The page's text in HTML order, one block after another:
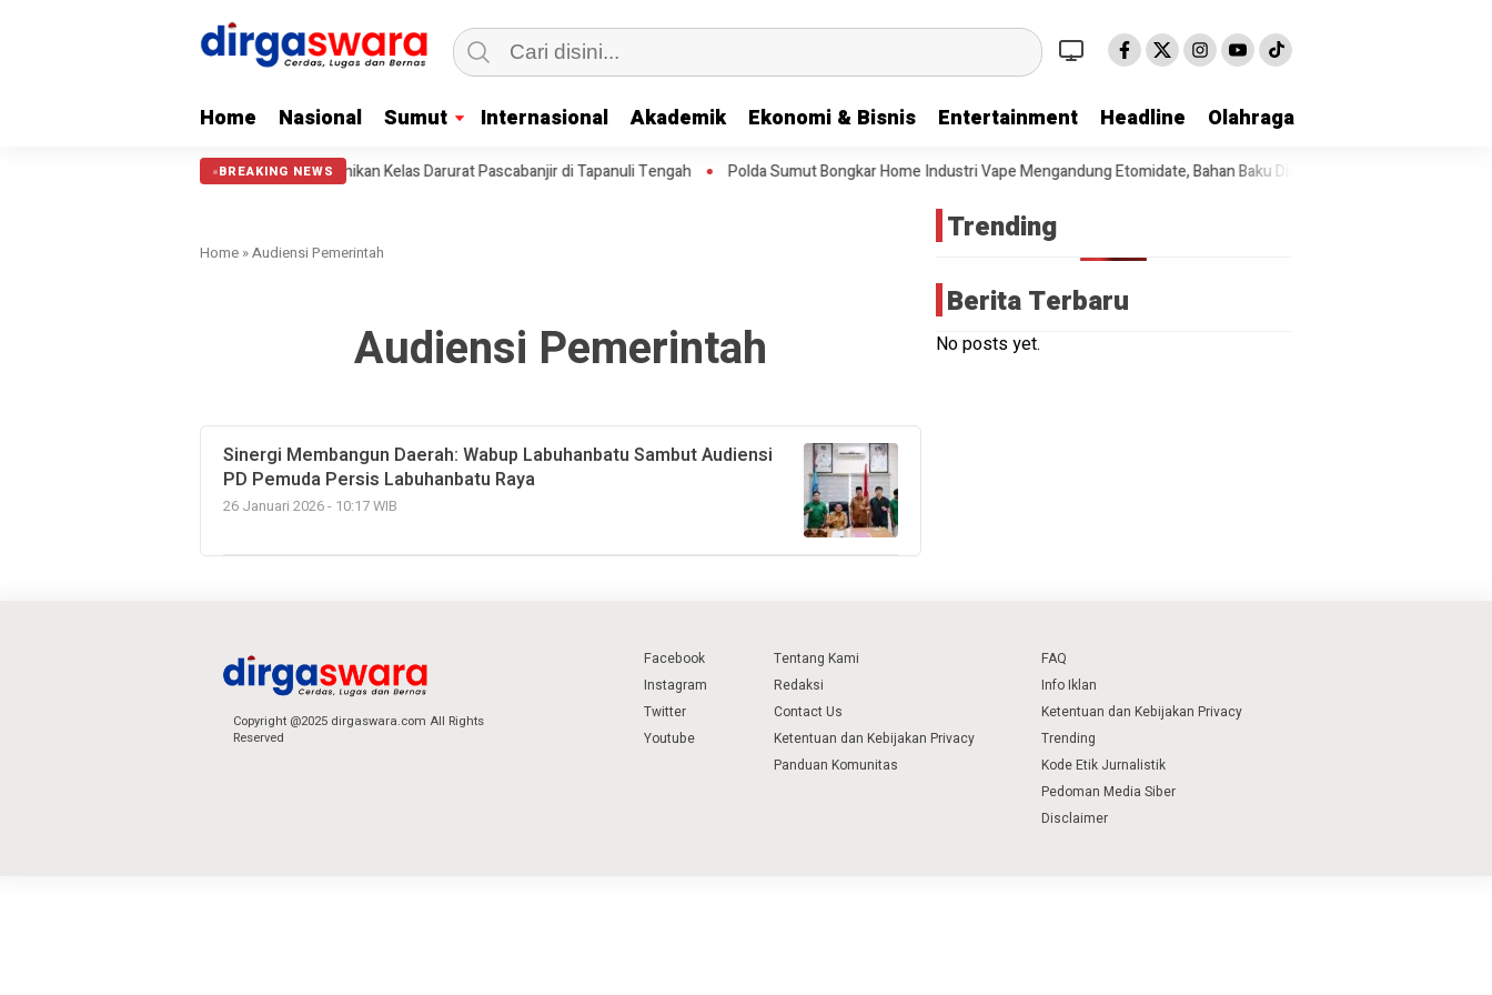
Home Nasional Sumut Internasional Akademik Ekonomi & Bisnis Entertainment Headline Olahraga
BREAKING NEWS
Dikdasmen dan Ketum PP PERSIS Resmikan Kelas Darurat Pascabanjir di Tapanuli Tengah Polda Sumut Bongkar Home Industri Vape Mengandung Etomidate, Bahan Baku Diduga Dipasok dari Kamboja
Home »Audiensi Pemerintah
Audiensi Pemerintah
Sinergi Membangun Daerah: Wabup Labuhanbatu Sambut Audiensi
PD Pemuda Persis Labuhanbatu Raya
26 Januari 2026 - 10:17 WIB
Trending
Berita Terbaru
No posts yet.
Copyright @2025 dirgaswara.com All Rights
Reserved
Facebook
Instagram
Twitter
Youtube
Tentang Kami
Redaksi
Contact Us
Ketentuan dan Kebijakan Privacy
Panduan Komunitas
FAQ
Info Iklan
Ketentuan dan Kebijakan Privacy
Trending
Kode Etik Jurnalistik
Pedoman Media Siber
Disclaimer